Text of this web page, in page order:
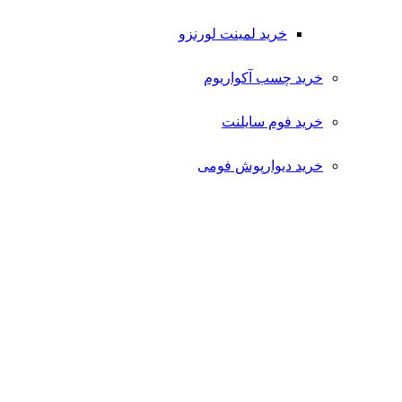
خرید لمینت لورنزو
خرید چسب آکواریوم
خرید فوم سایلنت
خرید دیوارپوش فومی